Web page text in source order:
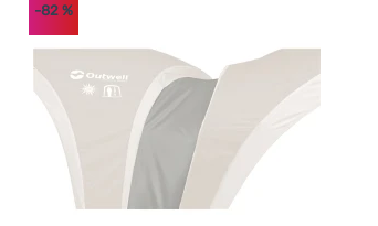
-82 %